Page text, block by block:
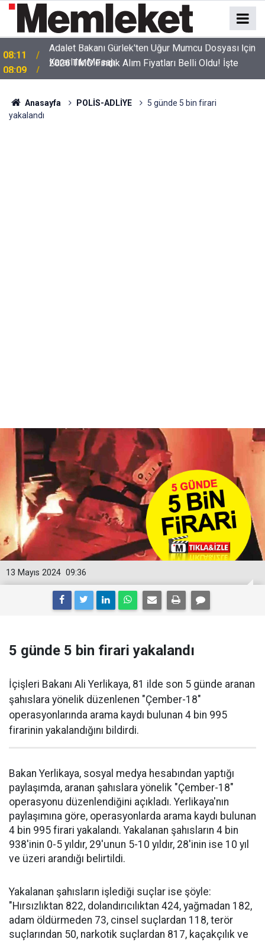
08:09
2026 TMO Fındık Alım Fiyatları Belli Oldu! İşte
Giresun ve Levant Kalite Fiyat Listesi
Anasayfa POLİS-ADLİYE
5 günde 5 bin firari
yakalandı
09:36
13 Mayıs 2024
5 günde 5 bin firari yakalandı
İçişleri Bakanı Ali Yerlikaya, 81 ilde son 5 günde aranan
şahıslara yönelik düzenlenen "Çember-18"
operasyonlarında arama kaydı bulunan 4 bin 995
firarinin yakalandığını bildirdi.
Bakan Yerlikaya, sosyal medya hesabından yaptığı
paylaşımda, aranan şahıslara yönelik "Çember-18"
operasyonu düzenlendiğini açıkladı. Yerlikaya'nın
paylaşımına göre, operasyonlarda arama kaydı bulunan
4 bin 995 firari yakalandı. Yakalanan şahısların 4 bin
938'inin 0-5 yıldır, 29'unun 5-10 yıldır, 28'inin ise 10 yıl
ve üzeri arandığı belirtildi.
Yakalanan şahısların işlediği suçlar ise şöyle:
"Hırsızlıktan 822, dolandırıcılıktan 424, yağmadan 182,
adam öldürmeden 73, cinsel suçlardan 118, terör
suçlarından 50, narkotik suçlardan 817, kaçakçılık ve